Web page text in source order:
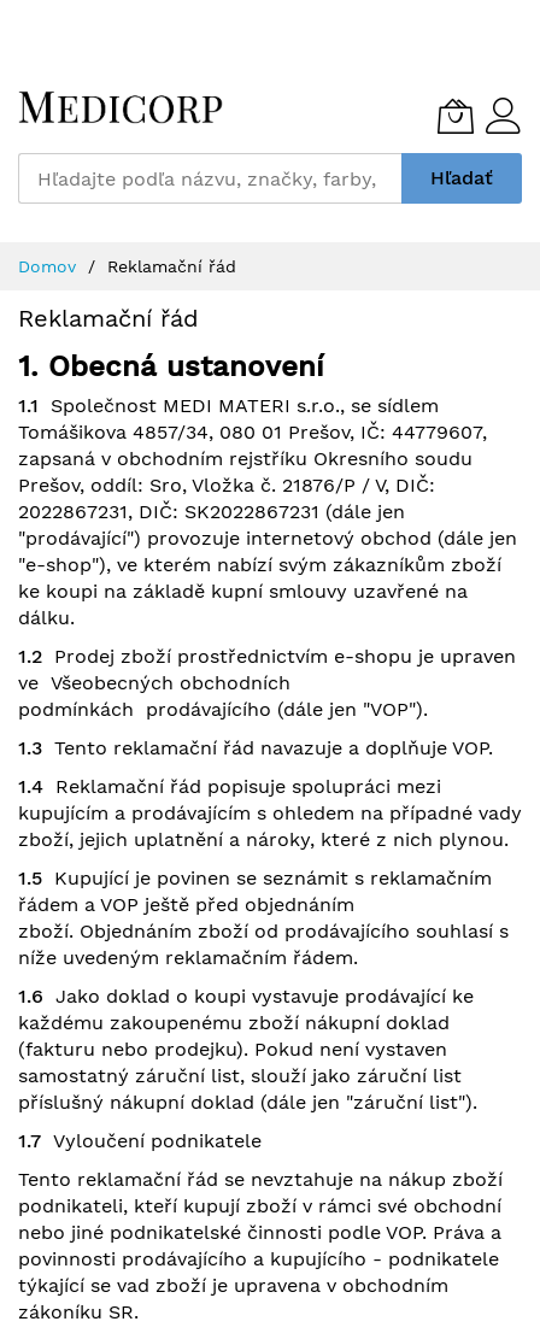
to
Content
Hľadať
Domov Reklamační řád
Reklamační řád
1. Obecná ustanovení
1.1 Společnost MEDI MATERI s.r.o., se sídlem
Tomášikova 4857/34, 080 01 Prešov, IČ: 44779607,
zapsaná v obchodním rejstříku Okresního soudu
Prešov, oddíl: Sro, Vložka č. 21876/P / V, DIČ:
2022867231, DIČ: SK2022867231 (dále jen
"prodávající") provozuje internetový obchod (dále jen
"e-shop"), ve kterém nabízí svým zákazníkům zboží
ke koupi na základě kupní smlouvy uzavřené na
dálku.
1.2 Prodej zboží prostřednictvím e-shopu je upraven
ve Všeobecných obchodních
podmínkách prodávajícího (dále jen "VOP").
1.3 Tento reklamační řád navazuje a doplňuje VOP.
1.4 Reklamační řád popisuje spolupráci mezi
kupujícím a prodávajícím s ohledem na případné vady
zboží, jejich uplatnění a nároky, které z nich plynou.
1.5 Kupující je povinen se seznámit s reklamačním
řádem a VOP ještě před objednáním
zboží. Objednáním zboží od prodávajícího souhlasí s
níže uvedeným reklamačním řádem.
1.6 Jako doklad o koupi vystavuje prodávající ke
každému zakoupenému zboží nákupní doklad
(fakturu nebo prodejku). Pokud není vystaven
samostatný záruční list, slouží jako záruční list
příslušný nákupní doklad (dále jen "záruční list").
1.7 Vyloučení podnikatele
Tento reklamační řád se nevztahuje na nákup zboží
podnikateli, kteří kupují zboží v rámci své obchodní
nebo jiné podnikatelské činnosti podle VOP. Práva a
povinnosti prodávajícího a kupujícího - podnikatele
týkající se vad zboží je upravena v obchodním
zákoníku SR.